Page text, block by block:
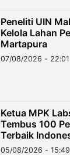
Peneliti UIN
Kelola Lahan
Martapura
07/08/2026 - 22:01
Ketua MPK
Tembus 100
Terbaik
05/08/2026 - 15:49